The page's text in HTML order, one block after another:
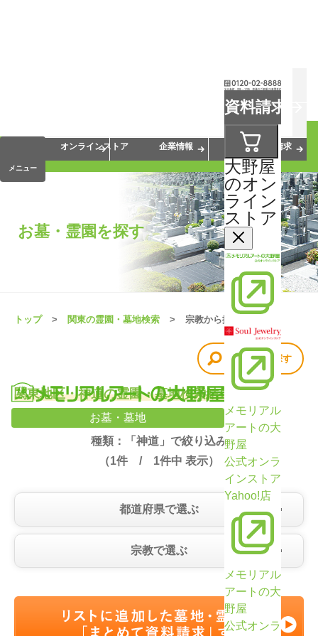
お墓・墓地
資料請求
大野屋
のオン
ライン
ストア
メモリアル
アートの大
野屋
公式オンラ
インストア
Yahoo!店
メモリアル
アートの大
野屋
公式オンラ
メニュー
会員サービス
オンラインストア
企業情報 資料請求
お墓・霊園を探す
トップ 関東の霊園・墓地検索 宗教から探す
関東地区・神道の霊園・墓地検索結果（1件）
他の条件で探す
種類：「神道」で絞り込み
（1件 / 1件中 表示）
都道府県で選ぶ
宗教で選ぶ